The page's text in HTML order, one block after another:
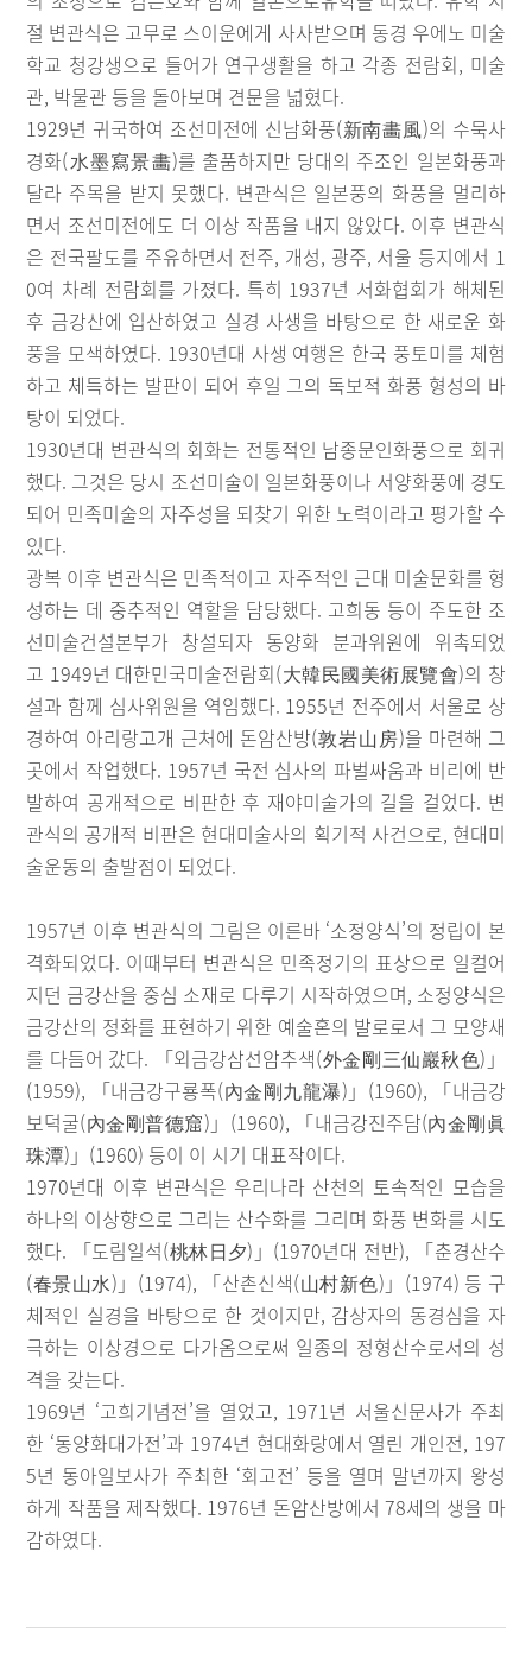
절 변관식은 고무로 스이운에게 사사받으며 동경 우에노 미술
학교 청강생으로 들어가 연구생활을 하고 각종 전람회, 미술
관, 박물관 등을 돌아보며 견문을 넓혔다.
1929년 귀국하여 조선미전에 신남화풍(新南畵風)의 수묵사
경화(水墨寫景畵)를 출품하지만 당대의 주조인 일본화풍과
달라 주목을 받지 못했다. 변관식은 일본풍의 화풍을 멀리하
면서 조선미전에도 더 이상 작품을 내지 않았다. 이후 변관식
은 전국팔도를 주유하면서 전주, 개성, 광주, 서울 등지에서 1
0여 차례 전람회를 가졌다. 특히 1937년 서화협회가 해체된
후 금강산에 입산하였고 실경 사생을 바탕으로 한 새로운 화
풍을 모색하였다. 1930년대 사생 여행은 한국 풍토미를 체험
하고 체득하는 발판이 되어 후일 그의 독보적 화풍 형성의 바
탕이 되었다.
1930년대 변관식의 회화는 전통적인 남종문인화풍으로 회귀
했다. 그것은 당시 조선미술이 일본화풍이나 서양화풍에 경도
되어 민족미술의 자주성을 되찾기 위한 노력이라고 평가할 수
있다.
광복 이후 변관식은 민족적이고 자주적인 근대 미술문화를 형
성하는 데 중추적인 역할을 담당했다. 고희동 등이 주도한 조
선미술건설본부가 창설되자 동양화 분과위원에 위촉되었
고 1949년 대한민국미술전람회(大韓民國美術展覽會)의 창
설과 함께 심사위원을 역임했다. 1955년 전주에서 서울로 상
경하여 아리랑고개 근처에 돈암산방(敦岩山房)을 마련해 그
곳에서 작업했다. 1957년 국전 심사의 파벌싸움과 비리에 반
발하여 공개적으로 비판한 후 재야미술가의 길을 걸었다. 변
관식의 공개적 비판은 현대미술사의 획기적 사건으로, 현대미
술운동의 출발점이 되었다.
1957년 이후 변관식의 그림은 이른바 ‘소정양식’의 정립이 본
격화되었다. 이때부터 변관식은 민족정기의 표상으로 일컬어
지던 금강산을 중심 소재로 다루기 시작하였으며, 소정양식은
금강산의 정화를 표현하기 위한 예술혼의 발로로서 그 모양새
를 다듬어 갔다. 「외금강삼선암추색(外金剛三仙巖秋色)」
(1959), 「내금강구룡폭(內金剛九龍瀑)」(1960), 「내금강
보덕굴(內金剛普德窟)」(1960), 「내금강진주담(內金剛眞
珠潭)」(1960) 등이 이 시기 대표작이다.
1970년대 이후 변관식은 우리나라 산천의 토속적인 모습을
하나의 이상향으로 그리는 산수화를 그리며 화풍 변화를 시도
했다. 「도림일석(桃林日夕)」(1970년대 전반), 「춘경산수
(春景山水)」(1974), 「산촌신색(山村新色)」(1974) 등 구
체적인 실경을 바탕으로 한 것이지만, 감상자의 동경심을 자
극하는 이상경으로 다가옴으로써 일종의 정형산수로서의 성
격을 갖는다.
1969년 ‘고희기념전’을 열었고, 1971년 서울신문사가 주최
한 ‘동양화대가전’과 1974년 현대화랑에서 열린 개인전, 197
5년 동아일보사가 주최한 ‘회고전’ 등을 열며 말년까지 왕성
하게 작품을 제작했다. 1976년 돈암산방에서 78세의 생을 마
감하였다.